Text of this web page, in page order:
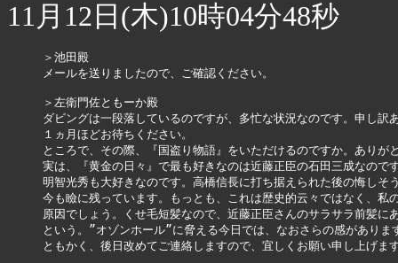
11月12日(木)10時04分48秒
＞池田殿
メールを送りましたので、ご確認ください。
＞左衛門佐ともーか殿
ダビングは一段落しているのですが、多忙な状況なのです。申し訳
１ヵ月ほどお待ちください。
ところで、その際、『国盗り物語』をいただけるのですか。ありが
実は、『黄金の日々』で最も好きなのは近藤正臣の石田三成なので
明智光秀も大好きなのです。高橋信長に打ち据えられた後の悔しそ
今も瞼に残っています。もっとも、これは歴史的云々ではなく、私
原因でしょう。くせ毛短髪なので、近藤正臣さんのサラサラ前髪に
という。”オゾンホール”に脅える今日では、なおさらの感があり
ともかく、後日改めてご連絡しますので、宜しくお願い申し上げま